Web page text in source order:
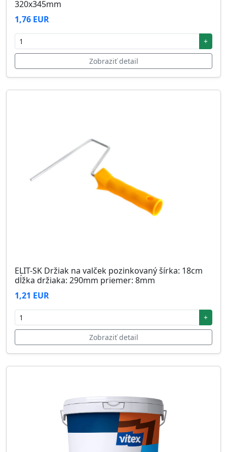
320x345mm
1,76 EUR
+
Zobraziť detail
ELIT-SK Držiak na valček pozinkovaný šírka: 18cm
dĺžka držiaka: 290mm priemer: 8mm
1,21 EUR
+
Zobraziť detail